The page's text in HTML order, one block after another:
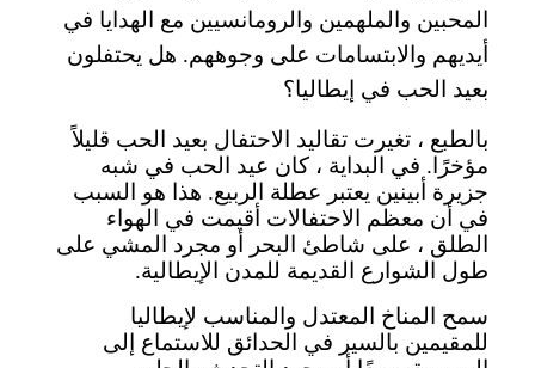
المحبين والملهمين والرومانسيين مع الهدايا في
أيديهم والابتسامات على وجوههم. هل يحتفلون
بعيد الحب في إيطاليا؟
بالطبع ، تغيرت تقاليد الاحتفال بعيد الحب قليلاً
مؤخرًا. في البداية ، كان عيد الحب في شبه
جزيرة أبينين يعتبر عطلة الربيع. هذا هو السبب
في أن معظم الاحتفالات أقيمت في الهواء
الطلق ، على شاطئ البحر أو مجرد المشي على
طول الشوارع القديمة للمدن الإيطالية.
سمح المناخ المعتدل والمناسب لإيطاليا
للمقيمين بالسير في الحدائق للاستماع إلى